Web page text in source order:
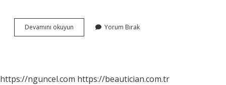
Devamını okuyun
Adak
Yorum Bırak
https://nguncel.com https://beautician.com.tr